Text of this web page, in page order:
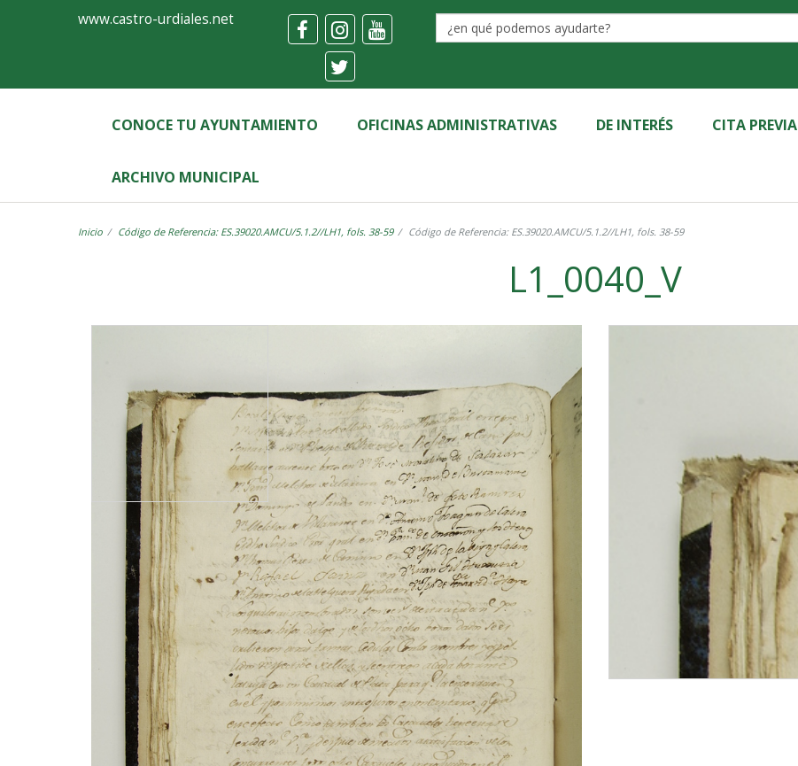
Ayuntamiento
Castro-
Urdiales
www.castro-urdiales.net
CONOCE TU AYUNTAMIENTO OFICINAS ADMINISTRATIVAS DE INTERÉS CITA PREVIA
ARCHIVO MUNICIPAL
Inicio Código de Referencia: ES.39020.AMCU/5.1.2//LH1, fols. 38-59 Código de Referencia: ES.39020.AMCU/5.1.2//LH1, fols. 38-59
L1_0040_V